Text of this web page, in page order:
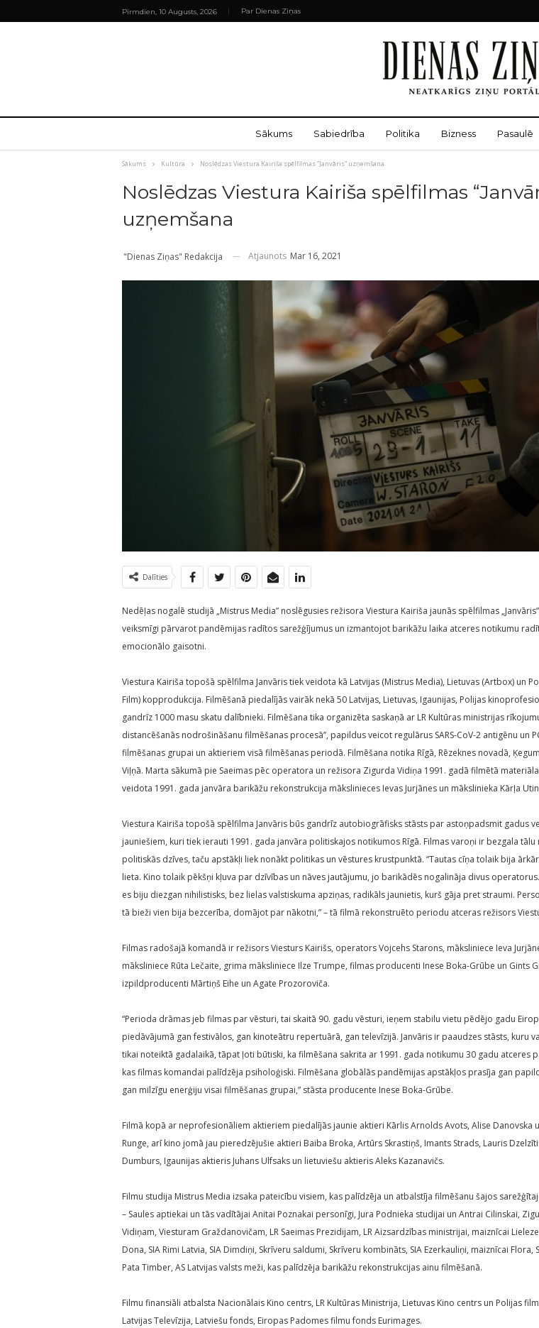
Pirmdien, 10 Augusts, 2026 Par Dienas Ziņas
Sākums Sabiedrība Politika Bizness Pasaulē
Sākums Kultūra Noslēdzas Viestura Kairiša spēlfilmas “Janvāris” uzņemšana
Noslēdzas Viestura Kairiša spēlfilmas
uzņemšana
"Dienas Ziņas" Redakcija Atjaunots Mar 16, 2021
Dalīties
Nedēļas nogalē studijā „Mistrus Media” noslēgusies režisora Viestura Kairiša jaunās spēlfilmas
veiksmīgi pārvarot pandēmijas radītos sarežģījumus un izmantojot barikāžu laika atceres notikumu
emocionālo gaisotni.
Viestura Kairiša topošā spēlfilma Janvāris tiek veidota kā Latvijas (Mistrus Media), Lietuvas (Artbox) un
Film) kopprodukcija. Filmēšanā piedalījās vairāk nekā 50 Latvijas, Lietuvas, Igaunijas, Polijas
gandrīz 1000 masu skatu dalībnieki. Filmēšana tika organizēta saskaņā ar LR Kultūras ministrijas
distancēšanās nodrošināšanu filmēšanas procesā”, papildus veicot regulārus SARS-CoV-2 antigēnu un
filmēšanas grupai un aktieriem visā filmēšanas periodā. Filmēšana notika Rīgā, Rēzeknes novadā,
Viļņā. Marta sākumā pie Saeimas pēc operatora un režisora Zigurda Vidiņa 1991. gadā filmētā
veidota 1991. gada janvāra barikāžu rekonstrukcija mākslinieces Ievas Jurjānes un mākslinieka Kārļa
Viestura Kairiša topošā spēlfilma Janvāris būs gandrīz autobiogrāfisks stāsts par astoņpadsmit gadus
jauniešiem, kuri tiek ierauti 1991. gada janvāra politiskajos notikumos Rīgā. Filmas varoņi ir bezgala
politiskās dzīves, taču apstākļi liek nonākt politikas un vēstures krustpunktā. “Tautas cīņa tolaik bija
lieta. Kino tolaik pēkšņi kļuva par dzīvības un nāves jautājumu, jo barikādēs nogalināja divus
es biju diezgan nihilistisks, bez lielas valstiskuma apziņas, radikāls jaunietis, kurš gāja pret straumi.
tā bieži vien bija bezcerība, domājot par nākotni,” – tā filmā rekonstruēto periodu atceras režisors
Filmas radošajā komandā ir režisors Viesturs Kairišs, operators Vojcehs Starons, māksliniece Ieva
māksliniece Rūta Lečaite, grima māksliniece Ilze Trumpe, filmas producenti Inese Boka-Grūbe un Gints
izpildproducenti Mārtiņš Eihe un Agate Prozoroviča.
“Perioda drāmas jeb filmas par vēsturi, tai skaitā 90. gadu vēsturi, ieņem stabilu vietu pēdējo gadu
piedāvājumā gan festivālos, gan kinoteātru repertuārā, gan televīzijā. Janvāris ir paaudzes stāsts, kuru
tikai noteiktā gadalaikā, tāpat ļoti būtiski, ka filmēšana sakrita ar 1991. gada notikumu 30 gadu atceres
kas filmas komandai palīdzēja psiholoģiski. Filmēšana globālās pandēmijas apstākļos prasīja gan
gan milzīgu enerģiju visai filmēšanas grupai,” stāsta producente Inese Boka-Grūbe.
Filmā kopā ar neprofesionāliem aktieriem piedalījās jaunie aktieri Kārlis Arnolds Avots, Alise Danovska
Runge, arī kino jomā jau pieredzējušie aktieri Baiba Broka, Artūrs Skrastiņš, Imants Strads, Lauris
Dumburs, Igaunijas aktieris Juhans Ulfsaks un lietuviešu aktieris Aleks Kazanavičs.
Filmu studija Mistrus Media izsaka pateicību visiem, kas palīdzēja un atbalstīja filmēšanu šajos
– Saules aptiekai un tās vadītājai Anitai Poznakai personīgi, Jura Podnieka studijai un Antrai Cilinskai,
Vidiņam, Viesturam Graždanovičam, LR Saeimas Prezidijam, LR Aizsardzības ministrijai, maiznīcai
Dona, SIA Rimi Latvia, SIA Dimdiņi, Skrīveru saldumi, Skrīveru kombināts, SIA Ezerkauliņi, maiznīcai Flora,
Pata Timber, AS Latvijas valsts meži, kas palīdzēja barikāžu rekonstrukcijas ainu filmēšanā.
Filmu finansiāli atbalsta Nacionālais Kino centrs, LR Kultūras Ministrija, Lietuvas Kino centrs un Polijas
Latvijas Televīzija, Latviešu fonds, Eiropas Padomes filmu fonds Eurimages.